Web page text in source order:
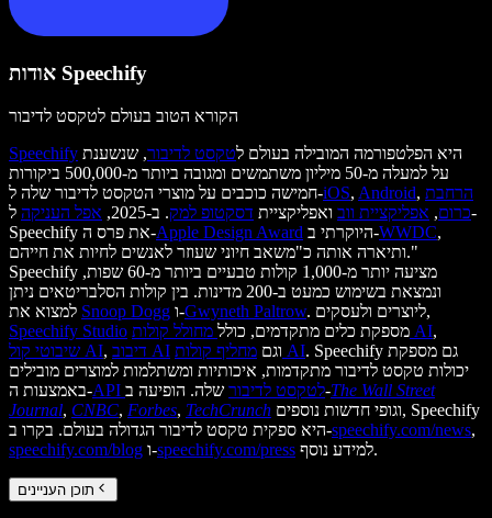
אודות Speechify
הקורא הטוב בעולם לטקסט לדיבור
Speechify
היא הפלטפורמה המובילה בעולם לטקסט לדיבור, שנשענת
על למעלה מ-50 מיליון משתמשים ומגובה ביותר מ-500,000 ביקורות
חמישה כוכבים על מוצרי הטקסט לדיבור שלה ל-iOS, Android, הרחבת
כרום, אפליקציית ווב ואפליקציית דסקטופ למק. ב-2025, אפל העניקה ל-
Speechify את פרס ה-Apple Design Award היוקרתי ב-WWDC,
ותיארה אותה כ"משאב חיוני שעוזר לאנשים לחיות את חייהם."
Speechify מציעה יותר מ-1,000 קולות טבעיים ביותר מ-60 שפות,
ונמצאת בשימוש כמעט ב-200 מדינות. בין קולות הסלבריטאים ניתן
Snoop Dogg ו-Gwyneth Paltrow
. ליוצרים ולעסקים,
Speechify Studio
מספקת כלים מתקדמים, כולל מחולל קולות AI,
שיבוטי קול AI, דיבוב AI וגם מחליף קולות AI. Speechify גם מספקת
יכולות טקסט לדיבור מתקדמות, איכותיות ומשתלמות למוצרים מובילים
באמצעות ה-
API לטקסט לדיבורשלה. הופיעה ב-The Wall Street
Journal, CNBC, Forbes, TechCrunch
היא ספקית טקסט לדיבור הגדולה בעולם. בקרו ב-speechify.com/news,
speechify.com/blog ו-speechify.com/press למידע נוסף.
תוכן העניינים